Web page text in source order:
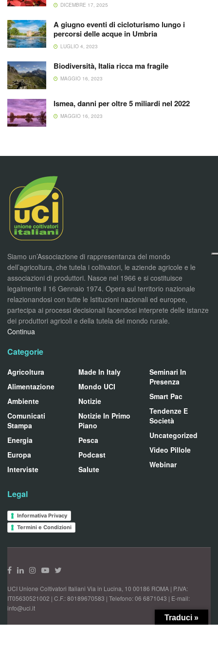
DICEMBRE 17, 2025
A giugno eventi di cicloturismo lungo i
percorsi delle acque in Umbria
LUGLIO 4, 2023
Biodiversità, Italia ricca ma fragile
MAGGIO 16, 2023
Ismea, danni per oltre 5 miliardi nel 2022
MAGGIO 16, 2023
Siamo un’Associazione di rappresentanza del mondo
dell’agricoltura, che tutela i coltivatori, le aziende agricole e le
associazioni di produttori. Nasce nel 1966 e si costituisce
legalmente il 16 Gennaio 1974. Opera sul territorio nazionale
relazionandosi con tutte le Istituzioni nazionali ed europee,
partecipa ai processi decisionali facendosi interprete delle istanze
dei produttori agricoli e della tutela del mondo rurale.
Continua
Categorie
Agricoltura
Alimentazione
Ambiente
Comunicati
Stampa
Energia
Europa
Interviste
Made In Italy
Mondo UCI
Notizie
Notizie In Primo
Piano
Pesca
Podcast
Salute
Seminari In
Presenza
Smart Pac
Tendenze E
Società
Uncategorized
Video Pillole
Webinar
Legal
Informativa Privacy
Termini e Condizioni
UCI Unione Coltivatori Italiani Via in Lucina, 10 00186 ROMA | P.IVA:
IT05630521002 | C.F.: 80189670583 | Telefono: 06 6871043 | E-mail:
info@uci.it
Traduci »